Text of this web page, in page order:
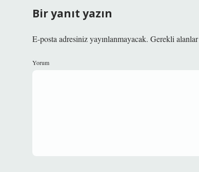
Bir yanıt yazın
E-posta adresiniz yayınlanmayacak. Gerekli alanlar
Yorum